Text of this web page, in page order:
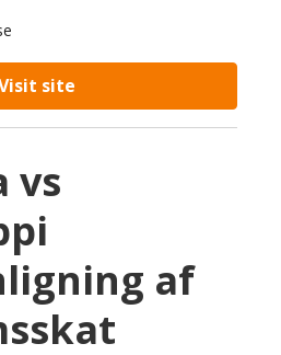
site
vs
af